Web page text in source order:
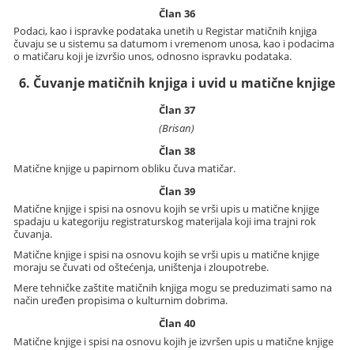
Član 36
Podaci, kao i ispravke podataka unetih u Registar matičnih knjiga
čuvaju se u sistemu sa datumom i vremenom unosa, kao i podacima
o matičaru koji je izvršio unos, odnosno ispravku podataka.
6. Čuvanje matičnih knjiga i uvid u matične knjige
Član 37
(Brisan)
Član 38
Matične knjige u papirnom obliku čuva matičar.
Član 39
Matične knjige i spisi na osnovu kojih se vrši upis u matične knjige
spadaju u kategoriju registraturskog materijala koji ima trajni rok
čuvanja.
Matične knjige i spisi na osnovu kojih se vrši upis u matične knjige
moraju se čuvati od oštećenja, uništenja i zloupotrebe.
Mere tehničke zaštite matičnih knjiga mogu se preduzimati samo na
način uređen propisima o kulturnim dobrima.
Član 40
Matične knjige i spisi na osnovu kojih je izvršen upis u matične knjige